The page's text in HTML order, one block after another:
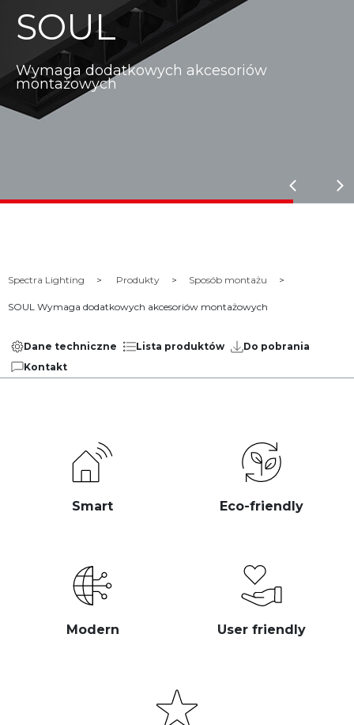
SOUL
Wymaga dodatkowych akcesoriów
montażowych
Spectra Lighting Produkty Sposób montażu
SOUL Wymaga dodatkowych akcesoriów montażowych
Dane techniczne Lista produktów
Do pobrania
Kontakt
Smart Eco-friendly
Modern User friendly